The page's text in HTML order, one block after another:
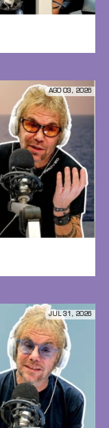
AGO 03, 2026
JUL 31, 2026